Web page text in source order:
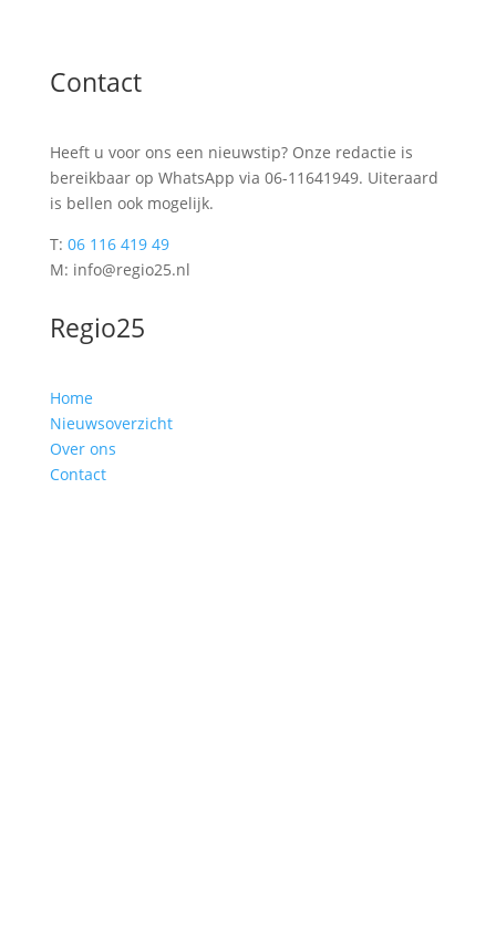
Contact
Heeft u voor ons een nieuwstip? Onze redactie is
bereikbaar op WhatsApp via 06-11641949. Uiteraard
is bellen ook mogelijk.
T: 06 116 419 49
M: info@regio25.nl
Regio25
Home
Nieuwsoverzicht
Over ons
Contact